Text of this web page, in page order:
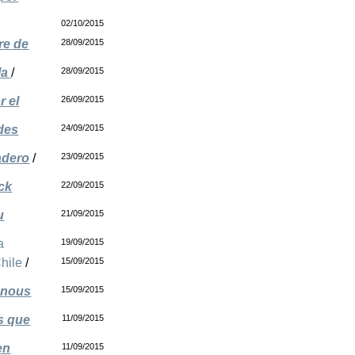
02/10/2015
de 28/09/2015
/ 28/09/2015
el 26/09/2015
24/09/2015
/ 23/09/2015
22/09/2015
21/09/2015
19/09/2015
/ 15/09/2015
15/09/2015
que 11/09/2015
11/09/2015